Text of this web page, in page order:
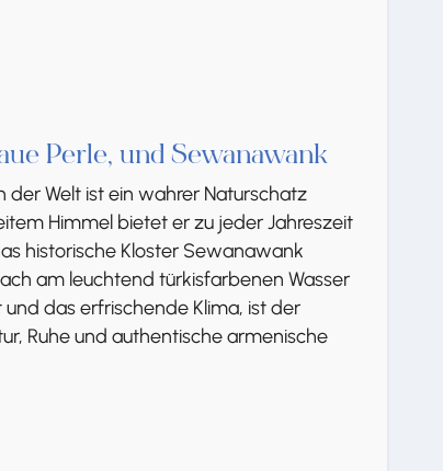
Perle, und Sewanawank
Welt ist ein wahrer Naturschatz
Himmel bietet er zu jeder Jahreszeit
historische Kloster Sewanawank
am leuchtend türkisfarbenen Wasser
das erfrischende Klima, ist der
Ruhe und authentische armenische